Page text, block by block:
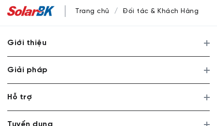
Trang chủ Đối tác & Khách Hàng
Giới thiệu
Giải pháp
Hỗ trợ
Tuyển dụng